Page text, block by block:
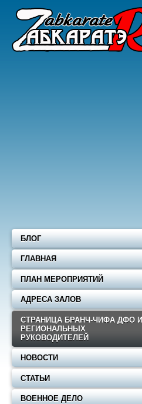
БЛОГ
ГЛАВНАЯ
ПЛАН МЕРОПРИЯТИЙ
АДРЕСА ЗАЛОВ
СТРАНИЦА БРАНЧ-ЧИФА ДФО И
РЕГИОНАЛЬНЫХ
РУКОВОДИТЕЛЕЙ
НОВОСТИ
СТАТЬИ
ВОЕННОЕ ДЕЛО